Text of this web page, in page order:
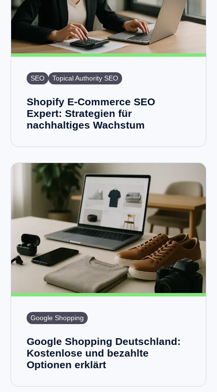
SEO Topical Authority SEO
Shopify E-Commerce SEO
Expert: Strategien für
nachhaltiges Wachstum
Google Shopping
Google Shopping Deutschland:
Kostenlose und bezahlte
Optionen erklärt